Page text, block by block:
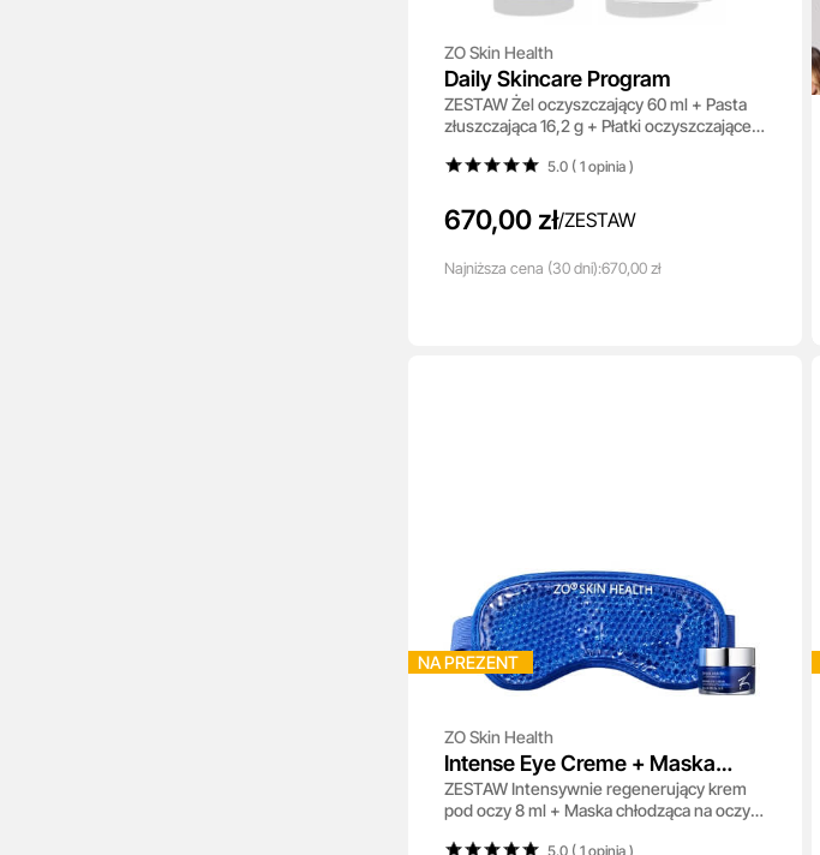
ZO Skin Health
Daily Skincare Program
ZESTAW Żel oczyszczający 60 ml + Pasta
złuszczająca 16,2 g + Płatki oczyszczające
5.0 ( 1opinia)
670,00 zł/ZESTAW
Najniższa cena (30 dni):670,00 zł
NA PREZENT
ZO Skin Health
Intense Eye Creme + Maska
chłodząca
ZESTAW Intensywnie regenerujący krem
pod oczy 8 ml + Maska chłodząca na oczy 1
5.0 ( 1opinia)